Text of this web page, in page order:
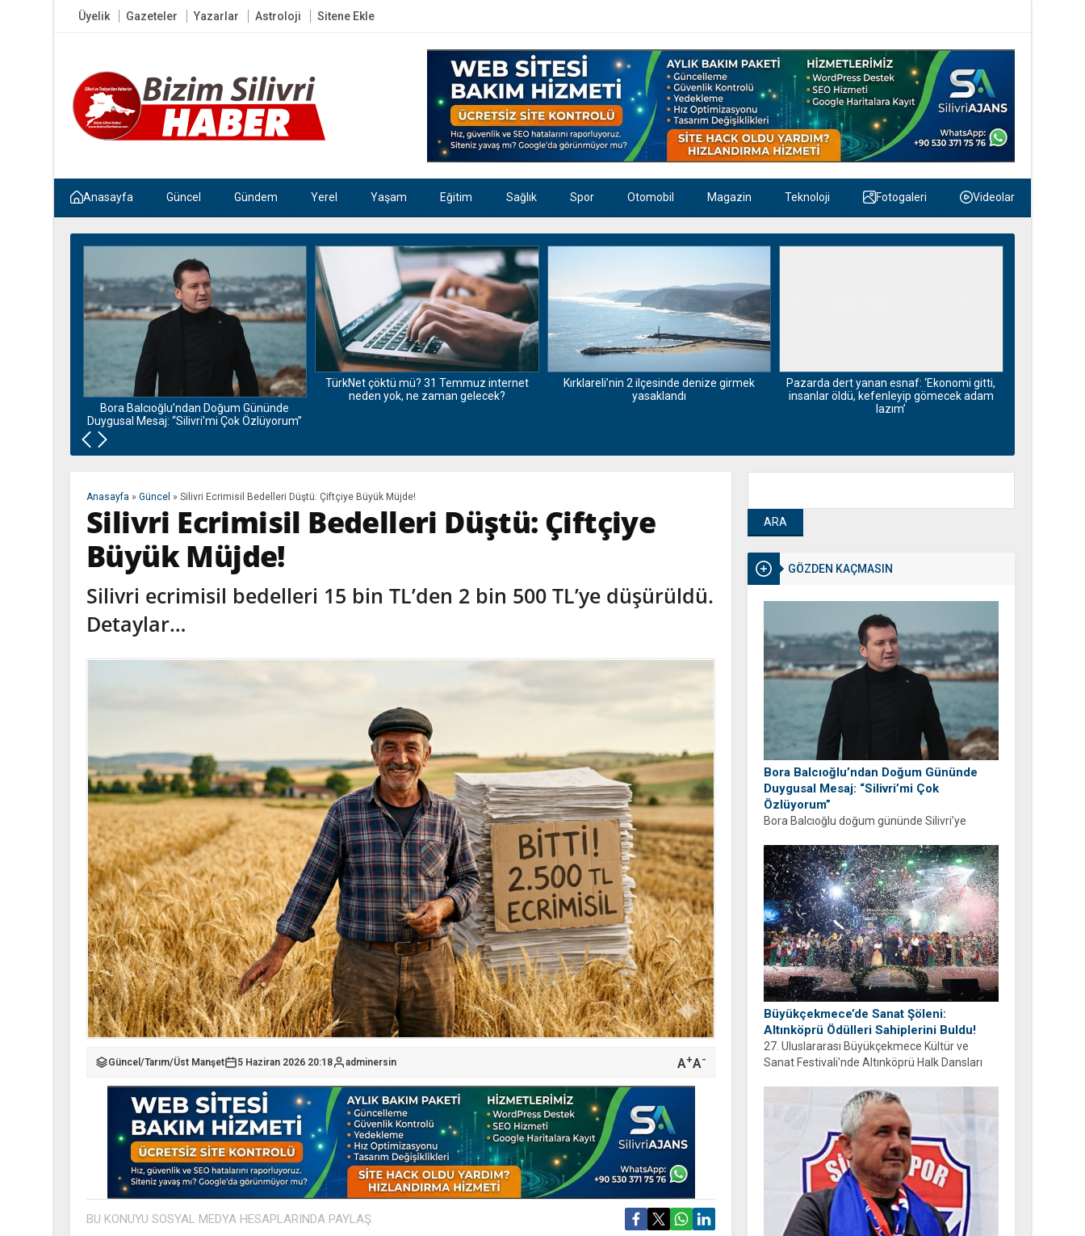
Üyelik Gazeteler Yazarlar Astroloji Sitene Ekle
Anasayfa Güncel Gündem Yerel Yaşam Eğitim Sağlık Spor Otomobil Magazin Teknoloji Fotogaleri Videolar
Bora Balcıoğlu’ndan Doğum Gününde
Duygusal Mesaj: “Silivri’mi Çok Özlüyorum”
TürkNet çöktü mü? 31 Temmuz internet
neden yok, ne zaman gelecek?
Kırklareli’nin 2 ilçesinde denize girmek
yasaklandı
Pazarda dert yanan esnaf: ‘Ekonomi gitti,
insanlar öldü, kefenleyip gömecek adam
lazım’
GÖZDEN KAÇMASIN
Bora Balcıoğlu’ndan Doğum Gününde
Duygusal Mesaj: “Silivri’mi Çok
Özlüyorum”
Bora Balcıoğlu doğum gününde Silivri’ye
ayrıyım” diyen Balcıoğlu, bir sonraki doğum
gününü ailesi ve hemşehrileriyle birlikte
geçirmeyi diledi.
Büyükçekmece’de Sanat Şöleni:
Altınköprü Ödülleri Sahiplerini Buldu!
27. Uluslararası Büyükçekmece Kültür ve
Sanat Festivali'nde Altınköprü Halk Dansları
Anasayfa » Güncel » Silivri Ecrimisil Bedelleri Düştü: Çiftçiye Büyük Müjde!
Silivri Ecrimisil Bedelleri Düştü: Çiftçiye
Büyük Müjde!
Silivri ecrimisil bedelleri 15 bin TL’den 2 bin 500 TL’ye düşürüldü.
Detaylar…
Güncel /Tarım/Üst Manşet 5 Haziran 2026 20:18 adminersin A+A-
BU KONUYU SOSYAL MEDYA HESAPLARINDA PAYLAŞ